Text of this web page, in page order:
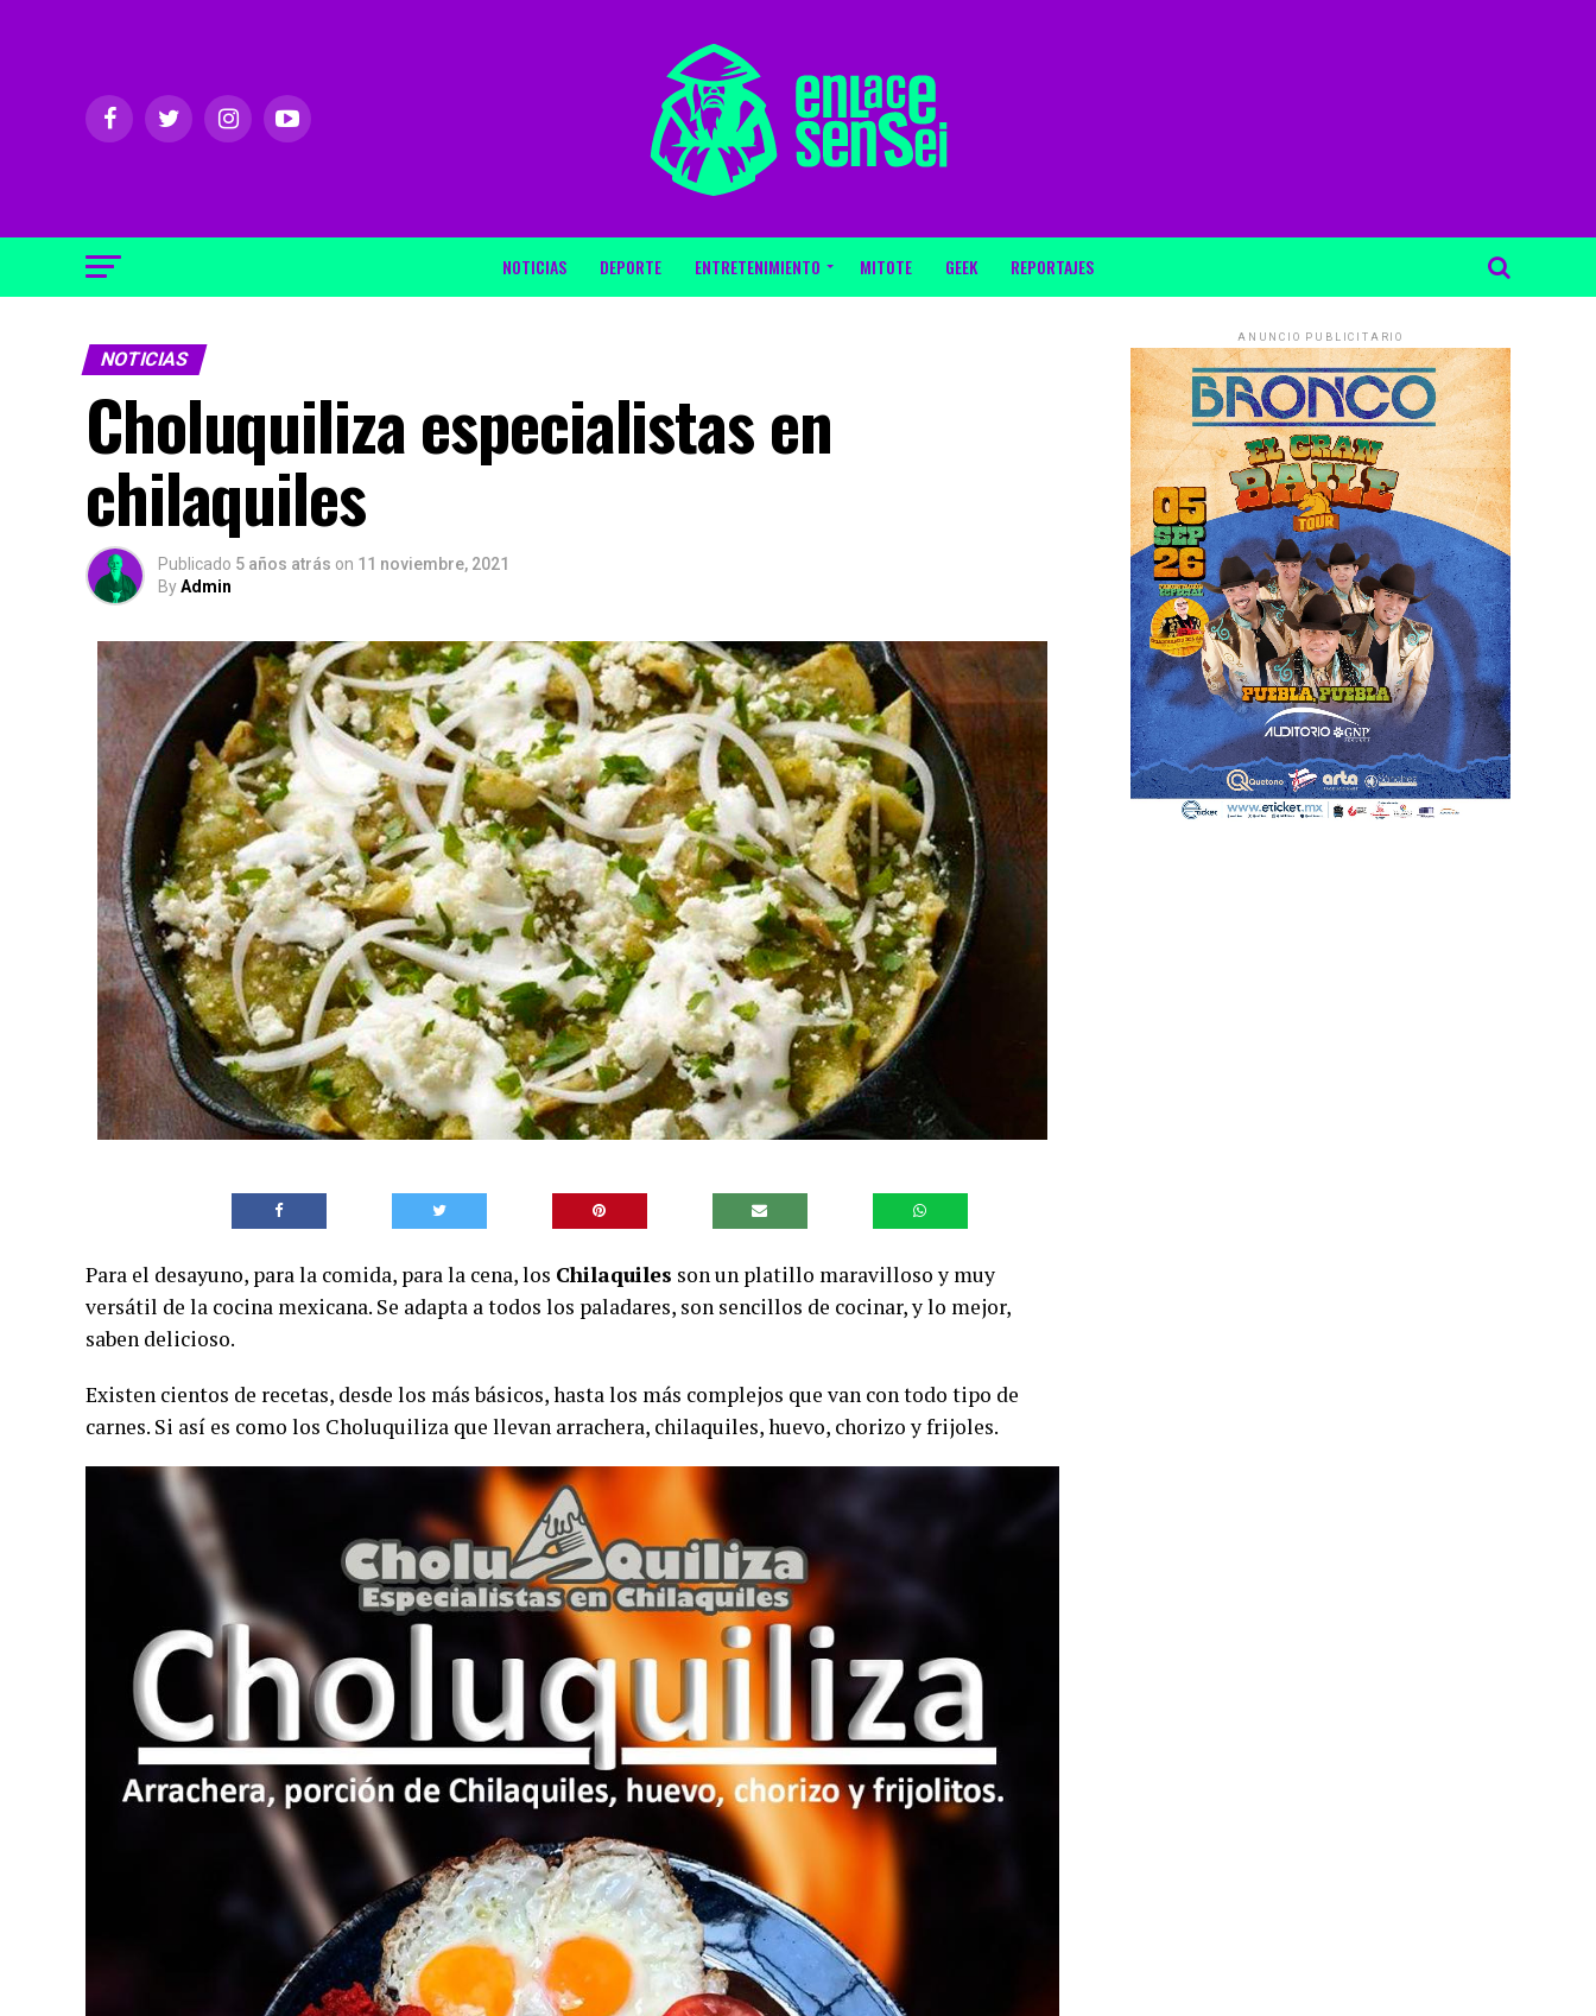
NOTICIAS DEPORTE ENTRETENIMIENTO MITOTE GEEK REPORTAJES
NOTICIAS
Choluquiliza especialistas en
chilaquiles
Publicado 5 años atrás on 11 noviembre, 2021
ByAdmin
Para el desayuno, para la comida, para la cena, los Chilaquiles son un platillo maravilloso y muy
versátil de la cocina mexicana. Se adapta a todos los paladares, son sencillos de cocinar, y lo mejor,
saben delicioso.
Existen cientos de recetas, desde los más básicos, hasta los más complejos que van con todo tipo de
carnes. Si así es como los Choluquiliza que llevan arrachera, chilaquiles, huevo, chorizo y frijoles.
ANUNCIO PUBLICITARIO